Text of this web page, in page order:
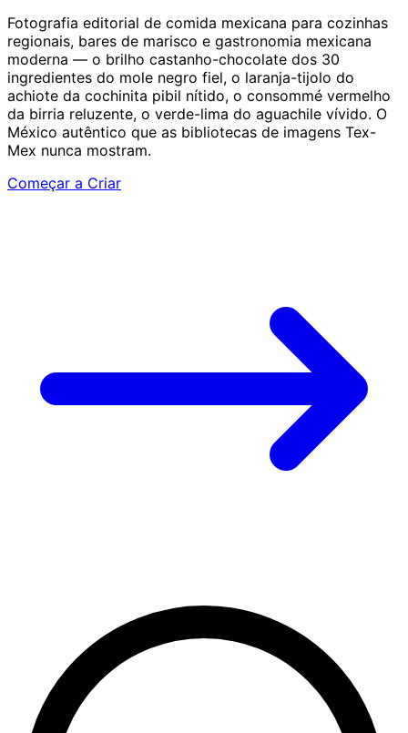
Fotografia editorial de comida mexicana para cozinhas
regionais, bares de marisco e gastronomia mexicana
moderna — o brilho castanho-chocolate dos 30
ingredientes do mole negro fiel, o laranja-tijolo do
achiote da cochinita pibil nítido, o consommé vermelho
da birria reluzente, o verde-lima do aguachile vívido. O
México autêntico que as bibliotecas de imagens Tex-
Mex nunca mostram.
Começar a Criar